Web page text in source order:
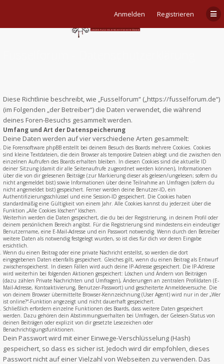
Anmelden Registrieren
Diese Richtlinie beschreibt, wie „Fusselforum“ („https://fusselforum.de“)
(im Folgenden „der Betreiber“) die Daten verwendet, die während
deines Foren-Besuchs gesammelt werden.
Umfang und Art der Datenspeicherung
Deine Daten werden auf vier verschiedene Arten gesammelt:
Die Forensoftware phpBB erstellt bei deinem Besuch des Boards mehrere Cookies. Cookies
sind kleine Textdateien, die dein Browser als temporäre Dateien ablegt und die zwischen den
einzelnen Aufrufen des Boards erhalten bleiben. In diesen Cookies sind die aktuelle ID
deiner Sitzung (damit dir alle Seitenaufrufe zugeordnet werden können), Informationen
über die von dir gelesenen Beiträge (zur Markierung dieser als gelesen/ungelesen; sofern du
nicht angemeldet bist) sowie Informationen über deine Teilnahme an Umfragen (sofern du
nicht angemeldet bist) gespeichert. Ferner werden deine Benutzer-ID, ein
Authentifizierungsschlüssel und eine Session-ID gespeichert. Die Cookies haben
standardmäßig eine Gültigkeit von einem Jahr. Alle Cookies kannst du jederzeit über die
Funktion „Alle Cookies löschen“ löschen.
Weiterhin werden die Daten gespeichert, die du bei der Registrierung, in deinem Profil oder
deinem persönlichem Bereich angibst. Für die Registrierung sind mindestens ein eindeutiger
Benutzername, eine E-Mail-Adresse und ein Passwort notwendig. Wenn durch den Betreiber
weitere Daten als notwendig festgelegt wurden, so ist dies für dich vor deren Eingabe
ersichtlich.
Wenn du einen Beitrag oder eine private Nachricht erstellst, so werden die dort
eingegebenen Daten ebenfalls gespeichert. Gleiches gilt, wenn du einen Beitrag als Entwurf
zwischenspeicherst. In diesen Fällen wird auch deine IP-Adresse gespeichert. Die IP-Adresse
wird weiterhin bei folgenden Aktionen gespeichert: Löschen und Ändern von Beiträgen
(dazu zählen Private Nachrichten und Umfragen), Änderungen an zentralen Profildaten (E-
Mail-Adresse, Kontoaktivierung, Benutzer-Passwort) und gescheiterte Anmeldeversuche. Die
von deinem Browser übermittelte Browser-Kennzeichnung (User Agent) wird nur in der „Wer
ist online?“-Funktion angezeigt und nicht dauerhaft gespeichert.
Schließlich erfordern einzelne Funktionen des Boards, dass weitere Daten gespeichert
werden. Dazu gehören dein Abstimmungsverhalten bei Umfragen, der Gelesen-Status von
deinen Beiträgen oder explizit von dir gesetzte Lesezeichen oder
Benachrichtigungsfunktionen.
Dein Passwort wird mit einer Einwege-Verschlüsselung (Hash)
gespeichert, so dass es sicher ist. Jedoch wird dir empfohlen, dieses
Passwort nicht auf einer Vielzahl von Webseiten zu verwenden. Das